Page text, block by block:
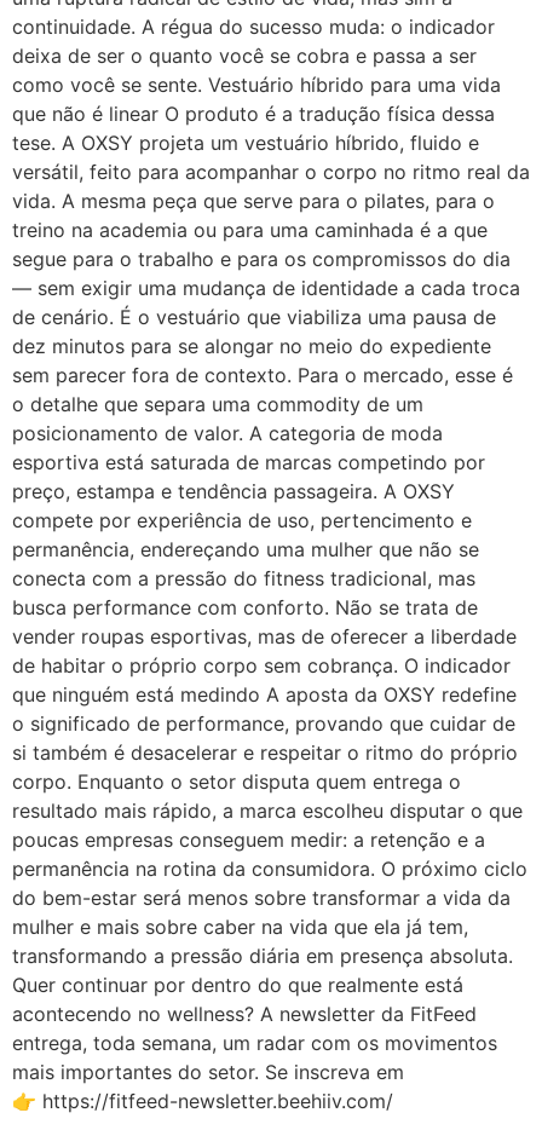
continuidade. A régua do sucesso muda: o indicador
deixa de ser o quanto você se cobra e passa a ser
como você se sente. Vestuário híbrido para uma vida
que não é linear O produto é a tradução física dessa
tese. A OXSY projeta um vestuário híbrido, fluido e
versátil, feito para acompanhar o corpo no ritmo real da
vida. A mesma peça que serve para o pilates, para o
treino na academia ou para uma caminhada é a que
segue para o trabalho e para os compromissos do dia
— sem exigir uma mudança de identidade a cada troca
de cenário. É o vestuário que viabiliza uma pausa de
dez minutos para se alongar no meio do expediente
sem parecer fora de contexto. Para o mercado, esse é
o detalhe que separa uma commodity de um
posicionamento de valor. A categoria de moda
esportiva está saturada de marcas competindo por
preço, estampa e tendência passageira. A OXSY
compete por experiência de uso, pertencimento e
permanência, endereçando uma mulher que não se
conecta com a pressão do fitness tradicional, mas
busca performance com conforto. Não se trata de
vender roupas esportivas, mas de oferecer a liberdade
de habitar o próprio corpo sem cobrança. O indicador
que ninguém está medindo A aposta da OXSY redefine
o significado de performance, provando que cuidar de
si também é desacelerar e respeitar o ritmo do próprio
corpo. Enquanto o setor disputa quem entrega o
resultado mais rápido, a marca escolheu disputar o que
poucas empresas conseguem medir: a retenção e a
permanência na rotina da consumidora. O próximo ciclo
do bem-estar será menos sobre transformar a vida da
mulher e mais sobre caber na vida que ela já tem,
transformando a pressão diária em presença absoluta.
Quer continuar por dentro do que realmente está
acontecendo no wellness? A newsletter da FitFeed
entrega, toda semana, um radar com os movimentos
mais importantes do setor. Se inscreva em
👉 https://fitfeed-newsletter.beehiiv.com/